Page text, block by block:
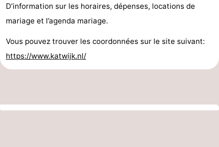
D’information sur les horaires, dépenses, locations de
mariage et l’agenda mariage.
Vous pouvez trouver les coordonnées sur le site suivant:
https://www.katwijk.nl/